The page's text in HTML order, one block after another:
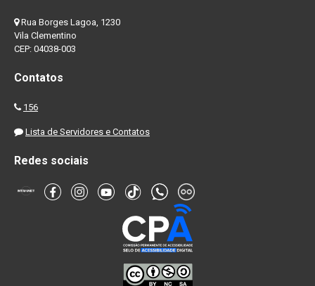
Rua Borges Lagoa, 1230
Vila Clementino
CEP: 04038-003
Contatos
156
Lista de Servidores e Contatos
Redes sociais